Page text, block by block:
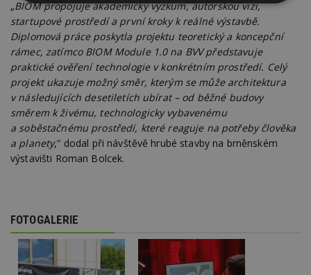
„BIOM propojuje akademický výzkum, autorskou vizi,
startupové prostředí a první kroky k reálné výstavbě.
Diplomová práce poskytla projektu teoretický a koncepční
rámec, zatímco BIOM Module 1.0 na BVV představuje
praktické ověření technologie v konkrétním prostředí. Celý
projekt ukazuje možný směr, kterým se může architektura
v následujících desetiletích ubírat – od běžné budovy
směrem k živému, technologicky vybavenému
a soběstačnému prostředí, které reaguje na potřeby člověka
a planety,“ dodal při návštěvě hrubé stavby na brněnském
výstavišti Roman Bolcek.
FOTOGALERIE
Nezbytně
nutné
soubory
Výkonové
soubory
Soubory
cílení
Funkční soubory
Nezařazené
soubory
Nezbytně nutné soubory cookie umožňují základní
funkce webových stránek, jako je přihlášení